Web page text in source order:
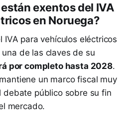
exentos del IVA
en Noruega?
IVA para vehículos eléctricos
de las claves de su
por completo hasta 2028.
un marco fiscal muy
debate público sobre su fin
mercado.